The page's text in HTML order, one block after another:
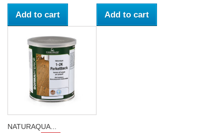
Add to cart Add to cart
NATURAQUA...